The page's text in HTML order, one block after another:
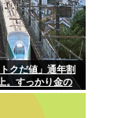
クだ値」通年割
。すっかり金の
ったな